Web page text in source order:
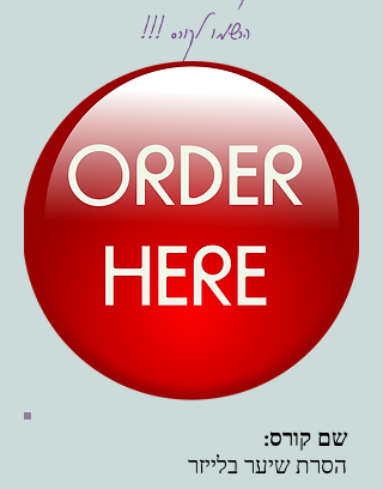
הרשמו לקורס !!!
שם קורס:
הסרת שיער בלייזר